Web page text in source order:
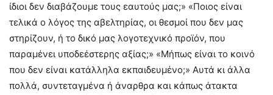
ίδιοι δεν διαβάζουμε τους εαυτούς μας;» «Ποιος είναι
τελικά ο λόγος της αβελτηρίας, οι θεσμοί που δεν μας
στηρίζουν, ή το δικό μας λογοτεχνικό προϊόν, που
παραμένει υποδεέστερης αξίας;» «Μήπως είναι το κοινό
που δεν είναι κατάλληλα εκπαιδευμένο;» Αυτά κι άλλα
πολλά, συντεταγμένα ή άναρθρα και κάπως άτακτα